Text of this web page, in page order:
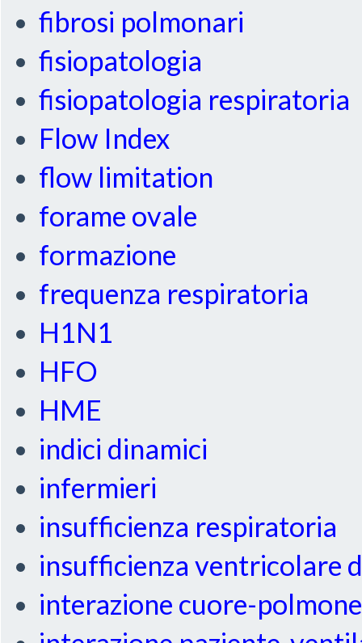
fibrosi polmonari
fisiopatologia
fisiopatologia respiratoria
Flow Index
flow limitation
forame ovale
formazione
frequenza respiratoria
H1N1
HFO
HME
indici dinamici
infermieri
insufficienza respiratoria
insufficienza ventricolare
interazione cuore-polmone